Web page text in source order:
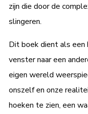
zijn die door de
slingeren.
Dit boek dient als een
venster naar een
eigen wereld
onszelf en onze
hoeken te zien, een